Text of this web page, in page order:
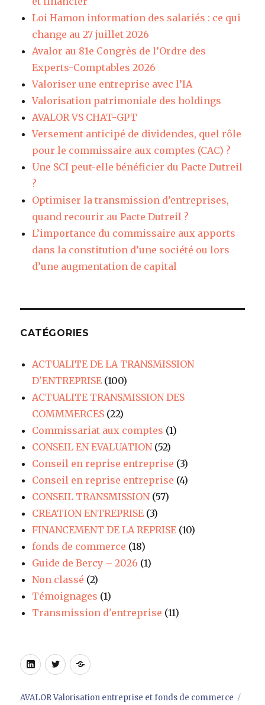
Loi Hamon information des salariés : ce qui
change au 27 juillet 2026
Avalor au 81e Congrès de l’Ordre des
Experts-Comptables 2026
Valoriser une entreprise avec l’IA
Valorisation patrimoniale des holdings
AVALOR VS CHAT-GPT
Versement anticipé de dividendes, quel rôle
pour le commissaire aux comptes (CAC) ?
Une SCI peut-elle bénéficier du Pacte Dutreil
?
Optimiser la transmission d’entreprises,
quand recourir au Pacte Dutreil ?
L’importance du commissaire aux apports
dans la constitution d’une société ou lors
d’une augmentation de capital
CATÉGORIES
ACTUALITE DE LA TRANSMISSION
D'ENTREPRISE (100)
ACTUALITE TRANSMISSION DES
COMMMERCES (22)
Commissariat aux comptes (1)
CONSEIL EN EVALUATION(52)
Conseil en reprise entreprise (3)
Conseil en reprise entreprise (4)
CONSEIL TRANSMISSION(57)
CREATION ENTREPRISE (3)
FINANCEMENT DE LA REPRISE (10)
fonds de commerce (18)
Guide de Bercy – 2026 (1)
Non classé (2)
Témoignages (1)
Transmission d'entreprise (11)
LinkedIn
TwitterSite
AVALOR Valorisation entreprise et fonds de commerce